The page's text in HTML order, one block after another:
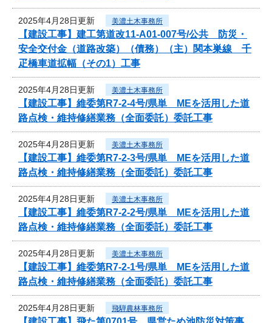
2025年4月28日更新 美濃土木事務所
【建設工事】建工第道改11-A01-007号/公共 防災・
安全交付金（道路改築）（債務）（主）関本巣線 千
疋橋車道拡幅（その1）工事
2025年4月28日更新 美濃土木事務所
【建設工事】維委第R7-2-4号/県単 MEを活用した道
路点検・維持修繕業務（全面委託）委託工事
2025年4月28日更新 美濃土木事務所
【建設工事】維委第R7-2-3号/県単 MEを活用した道
路点検・維持修繕業務（全面委託）委託工事
2025年4月28日更新 美濃土木事務所
【建設工事】維委第R7-2-2号/県単 MEを活用した道
路点検・維持修繕業務（全面委託）委託工事
2025年4月28日更新 美濃土木事務所
【建設工事】維委第R7-2-1号/県単 MEを活用した道
路点検・維持修繕業務（全面委託）委託工事
2025年4月28日更新 飛騨農林事務所